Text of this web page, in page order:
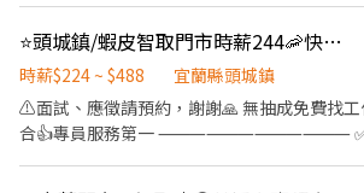
23:30 ■ 夜班：23:30-03:30 (夜班跑點門市3-
里/實習以早/晚班為主) ■ 另有『假日固定早班
學生、斜槓族詢問！ - 【排班/時數 】 ■每週
週五至少排 3 天，週六日至少給 1 天班）。 -
能穩定任職4個月以上，且能兩週內到職。 ✔
提供『本人』薪轉帳戶。 ✔需有機車駕照及
前與烹飪中之準備工作與其他餐廳相關事務。
切各種食材。 ．負責清理工作環境、設備和餐
所需要的食材。 ．協助測量食材的容量與重
外帶服務。 外送： 必要時，需可外送
⭐頭城鎮/蝦皮智取門市時薪244🦐快速報到🌈
時薪$224 ~ $488
宜蘭縣頭城鎮
⚠️面試、應徵請預約，謝謝🙏 無抽成免費找
合👍專員服務第一 ⸻⸻⸻⸻ ✅工作